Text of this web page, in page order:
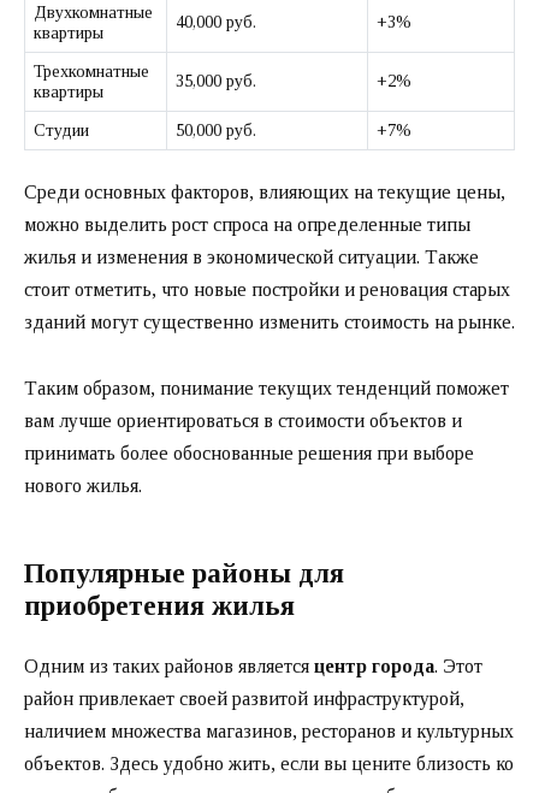
Двухкомнатные
квартиры
40,000 руб. +3%
Трехкомнатные
квартиры
35,000 руб. +2%
Студии 50,000 руб. +7%
Среди основных факторов, влияющих на текущие цены,
можно выделить рост спроса на определенные типы
жилья и изменения в экономической ситуации. Также
стоит отметить, что новые постройки и реновация старых
зданий могут существенно изменить стоимость на рынке.
Таким образом, понимание текущих тенденций поможет
вам лучше ориентироваться в стоимости объектов и
принимать более обоснованные решения при выборе
нового жилья.
Популярные районы для
приобретения жилья
Одним из таких районов является центр города. Этот
район привлекает своей развитой инфраструктурой,
наличием множества магазинов, ресторанов и культурных
объектов. Здесь удобно жить, если вы цените близость ко